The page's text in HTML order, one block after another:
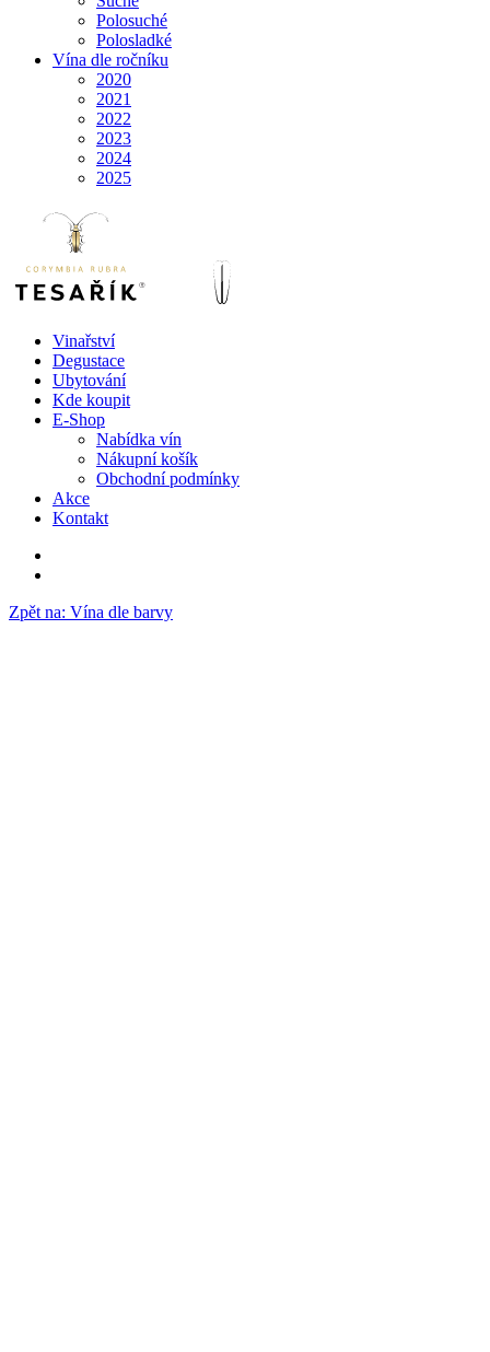
Polosuché
Polosladké
Vína dle ročníku
2020
2021
2022
2023
2024
2025
Vinařství
Degustace
Ubytování
Kde koupit
E-Shop
Nabídka vín
Nákupní košík
Obchodní podmínky
Akce
Kontakt
Zpět na: Vína dle barvy